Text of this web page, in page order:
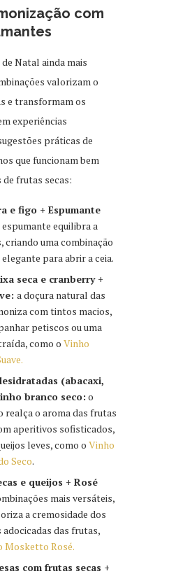
com
Natal ainda mais
valorizam o
e transformam os
experiências
práticas de
que funcionam bem
frutas secas:
e figo + Espumante
espumante equilibra a
criando uma combinação
para abrir a ceia.
seca e cranberry +
a doçura natural das
com tintos macios,
petiscos ou uma
como o Vinho
(abacaxi,
branco seco: o
realça o aroma das frutas
aperitivos sofisticados,
leves, como o Vinho
Seco.
e queijos + Rosé
mais versáteis,
a cremosidade dos
adocicadas das frutas,
Mosketto Rosé.
com frutas secas +